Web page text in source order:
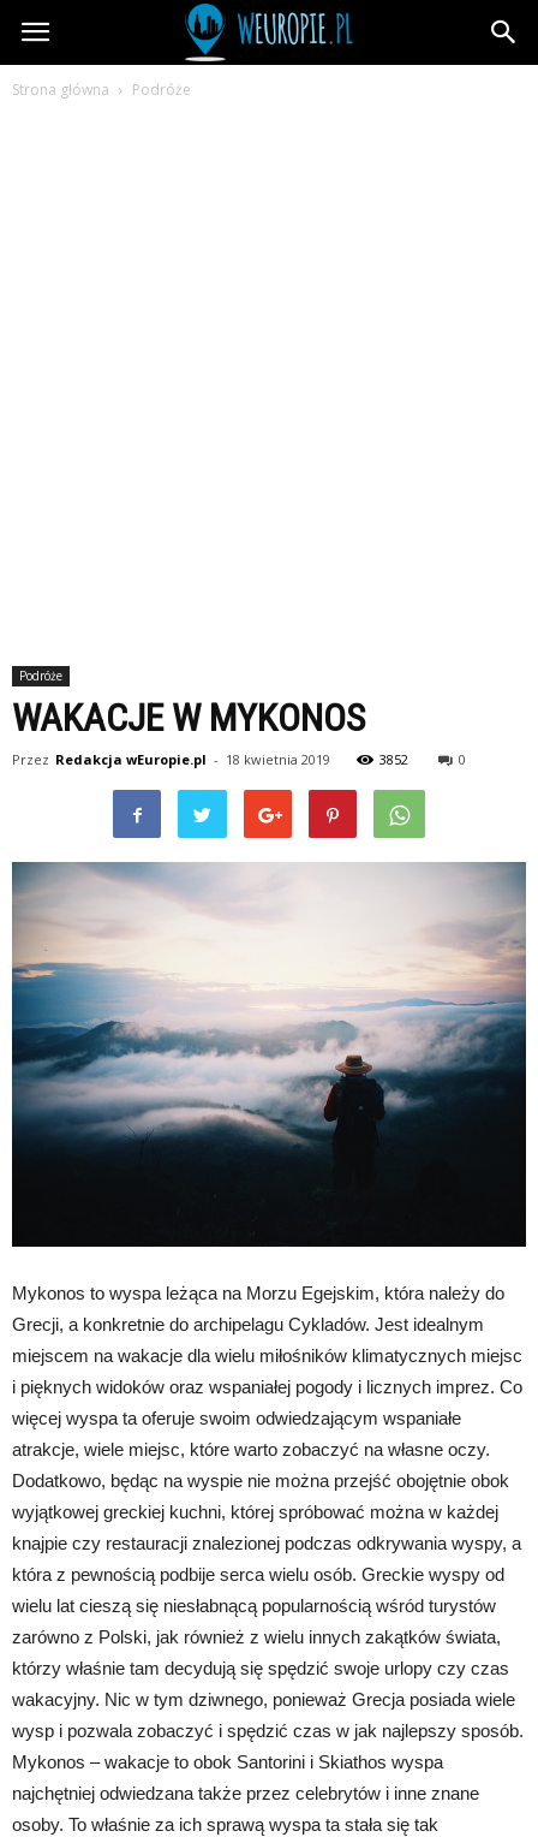
wEuropie.pl
Strona główna Podróże
Podróże
WAKACJE W MYKONOS
Przez Redakcja wEuropie.pl - 18 kwietnia 2019 3852 0
Mykonos to wyspa leżąca na Morzu Egejskim, która należy do
Grecji, a konkretnie do archipelagu Cykladów. Jest idealnym
miejscem na wakacje dla wielu miłośników klimatycznych miejsc
i pięknych widoków oraz wspaniałej pogody i licznych imprez. Co
więcej wyspa ta oferuje swoim odwiedzającym wspaniałe
atrakcje, wiele miejsc, które warto zobaczyć na własne oczy.
Dodatkowo, będąc na wyspie nie można przejść obojętnie obok
wyjątkowej greckiej kuchni, której spróbować można w każdej
knajpie czy restauracji znalezionej podczas odkrywania wyspy, a
która z pewnością podbije serca wielu osób. Greckie wyspy od
wielu lat cieszą się niesłabnącą popularnością wśród turystów
zarówno z Polski, jak również z wielu innych zakątków świata,
którzy właśnie tam decydują się spędzić swoje urlopy czy czas
wakacyjny. Nic w tym dziwnego, ponieważ Grecja posiada wiele
wysp i pozwala zobaczyć i spędzić czas w jak najlepszy sposób.
Mykonos – wakacje to obok Santorini i Skiathos wyspa
najchętniej odwiedzana także przez celebrytów i inne znane
osoby. To właśnie za ich sprawą wyspa ta stała się tak